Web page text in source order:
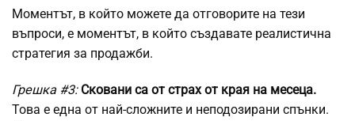
Моментът, в който можете да отговорите на тези
въпроси, е моментът, в който създавате реалистична
стратегия за продажби.
Грешка #3:Сковани са от страх от края на месеца.
Това е една от най-сложните и неподозирани спънки.